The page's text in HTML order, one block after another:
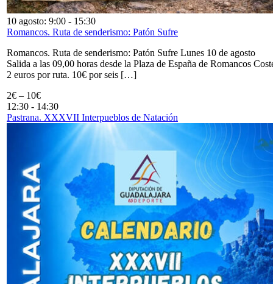
10 agosto: 9:00 - 15:30
Romancos. Ruta de senderismo: Patón Sufre
Romancos. Ruta de senderismo: Patón Sufre Lunes 10 de agosto
Salida a las 09,00 horas desde la Plaza de España de Romancos
2 euros por ruta. 10€ por seis […]
2€ – 10€
12:30 - 14:30
Pastrana. XXXVII Interpueblos de Natación